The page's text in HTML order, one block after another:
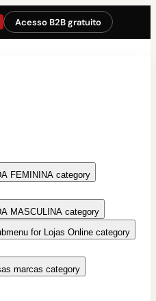
Acesso B2B gratuito
FEMININA category
MASCULINA category
for Lojas Online category
marcas category